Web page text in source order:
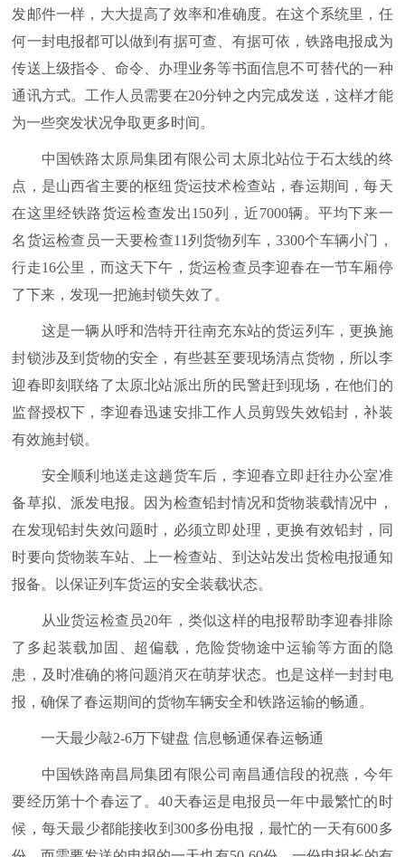
发邮件一样，大大提高了效率和准确度。在这个系统里，任
何一封电报都可以做到有据可查、有据可依，铁路电报成为
传送上级指令、命令、办理业务等书面信息不可替代的一种
通讯方式。工作人员需要在20分钟之内完成发送，这样才能
为一些突发状况争取更多时间。
中国铁路太原局集团有限公司太原北站位于石太线的终
点，是山西省主要的枢纽货运技术检查站，春运期间，每天
在这里经铁路货运检查发出150列，近7000辆。平均下来一
名货运检查员一天要检查11列货物列车，3300个车辆小门，
行走16公里，而这天下午，货运检查员李迎春在一节车厢停
了下来，发现一把施封锁失效了。
这是一辆从呼和浩特开往南充东站的货运列车，更换施
封锁涉及到货物的安全，有些甚至要现场清点货物，所以李
迎春即刻联络了太原北站派出所的民警赶到现场，在他们的
监督授权下，李迎春迅速安排工作人员剪毁失效铅封，补装
有效施封锁。
安全顺利地送走这趟货车后，李迎春立即赶往办公室准
备草拟、派发电报。因为检查铅封情况和货物装载情况中，
在发现铅封失效问题时，必须立即处理，更换有效铅封，同
时要向货物装车站、上一检查站、到达站发出货检电报通知
报备。以保证列车货运的安全装载状态。
从业货运检查员20年，类似这样的电报帮助李迎春排除
了多起装载加固、超偏载，危险货物途中运输等方面的隐
患，及时准确的将问题消灭在萌芽状态。也是这样一封封电
报，确保了春运期间的货物车辆安全和铁路运输的畅通。
一天最少敲2-6万下键盘 信息畅通保春运畅通
中国铁路南昌局集团有限公司南昌通信段的祝燕，今年
要经历第十个春运了。40天春运是电报员一年中最繁忙的时
候，每天最少都能接收到300多份电报，最忙的一天有600多